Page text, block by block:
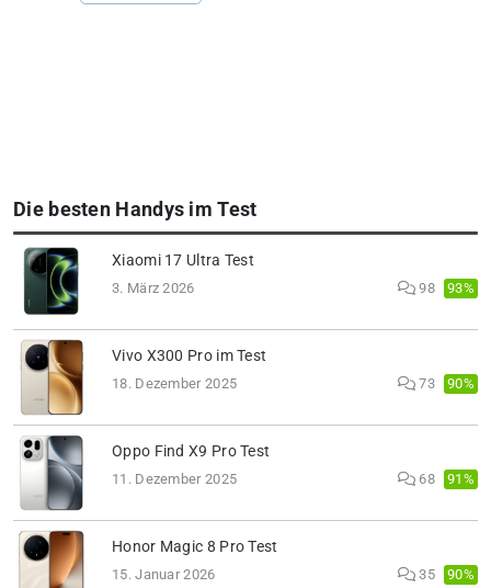
Die besten Handys im Test
Xiaomi 17 Ultra Test
3. März 2026 98 93%
Vivo X300 Pro im Test
18. Dezember 2025 73 90%
Oppo Find X9 Pro Test
11. Dezember 2025 68 91%
Honor Magic 8 Pro Test
15. Januar 2026 35 90%